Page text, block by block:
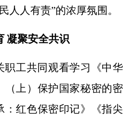
人人有责”的浓厚氛围。
凝聚安全共识
职工共同观看学习《中华
（上）保护国家秘密的密
：红色保密印记》《指尖